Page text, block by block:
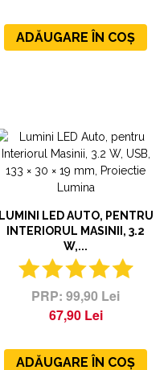
ADĂUGARE ÎN COȘ
LUMINI LED AUTO, PENTRU
INTERIORUL MASINII, 3.2
W,...
99,90 Lei
67,90 Lei
ADĂUGARE ÎN COȘ